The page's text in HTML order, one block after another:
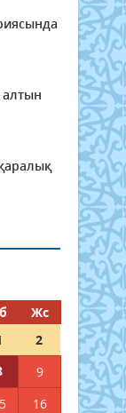
Жс
2
9
16